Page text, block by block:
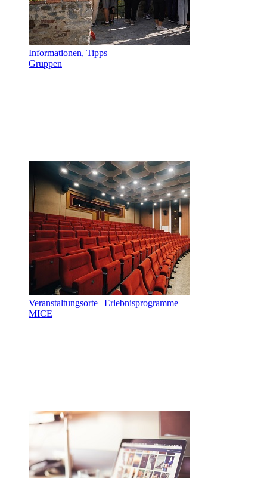
Informationen, Tipps
Gruppen
Veranstaltungsorte | Erlebnisprogramme
MICE